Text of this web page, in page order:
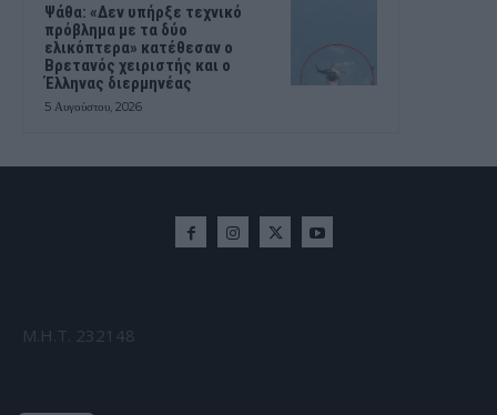
Ψάθα: «Δεν υπήρξε τεχνικό
πρόβλημα με τα δύο
ελικόπτερα» κατέθεσαν ο
Βρετανός χειριστής και ο
Έλληνας διερμηνέας
5 Αυγούστου, 2026
Μ.Η.Τ. 232148